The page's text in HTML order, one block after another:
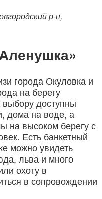
р-н,
города Окуловка и
на берегу
доступны
дома на воде, а
на высоком берегу с
Есть банкетный
можно увидеть
льва и много
охоту в
в сопровождении